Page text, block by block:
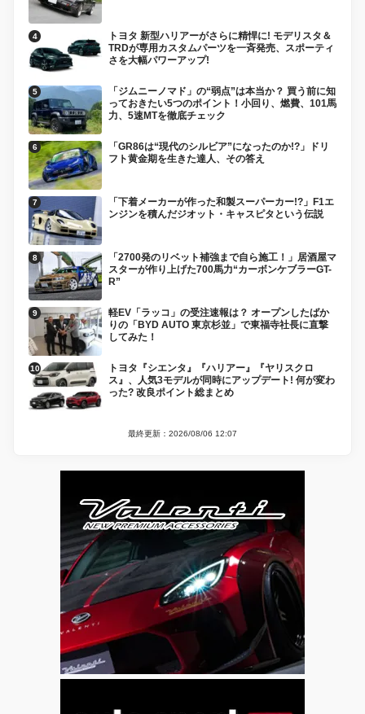
トヨタ 新型ハリアーがさらに精悍に! モデリスタ＆
TRDが専用カスタムパーツを一斉発売、スポーティ
さを大幅パワーアップ!
「ジムニーノマド」の“弱点”は本当か？ 買う前に知
っておきたい5つのポイント！小回り、燃費、101馬
力、5速MTを徹底チェック
「GR86は“現代のシルビア”になったのか!?」ドリ
フト黄金期を生きた達人、その答え
「下着メーカーが作った和製スーパーカー!?」F1エ
ンジンを積んだジオット・キャスピタという伝説
「2700発のリベット補強まで自ら施工！」居酒屋マ
スターが作り上げた700馬力“カーボンケブラーGT-
R”
軽EV「ラッコ」の受注速報は？ オープンしたばか
りの「BYD AUTO 東京杉並」で東福寺社長に直撃
してみた！
トヨタ『シエンタ』『ハリアー』『ヤリスクロ
ス』、人気3モデルが同時にアップデート! 何が変わ
った? 改良ポイント総まとめ
最終更新：2026/08/06 12:07